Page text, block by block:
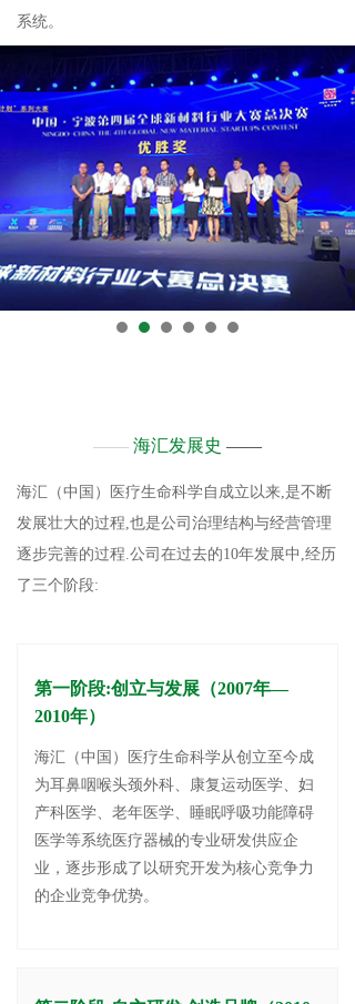
系统。
—— 海汇发展史 ——
海汇（中国）医疗生命科学自成立以来,是不断
发展壮大的过程,也是公司治理结构与经营管理
逐步完善的过程.公司在过去的10年发展中,经历
了三个阶段:
第一阶段:创立与发展（2007年—
2010年）
海汇（中国）医疗生命科学从创立至今成
为耳鼻咽喉头颈外科、康复运动医学、妇
产科医学、老年医学、睡眠呼吸功能障碍
医学等系统医疗器械的专业研发供应企
业，逐步形成了以研究开发为核心竞争力
的企业竞争优势。